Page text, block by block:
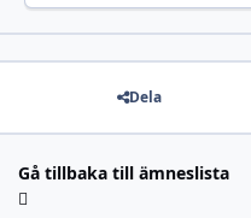
Dela
Gå tillbaka till ämneslista